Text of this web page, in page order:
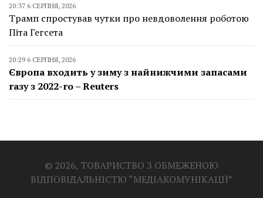
20:37 6 СЕРПНЯ, 2026
Трамп спростував чутки про невдоволення роботою
Піта Гегсета
20:29 6 СЕРПНЯ, 2026
Європа входить у зиму з найнижчими запасами
газу з 2022-го – Reuters
© 2026, ТОВАРИСТВО З ОБМЕЖЕНОЮ
ВІДПОВІДАЛЬНІСТЮ “МЕДІАКОМУНІКАЦІЇ”